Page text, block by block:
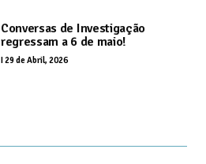
Conversas de Investigação
regressam a 6 de maio!
I29 de Abril, 2026